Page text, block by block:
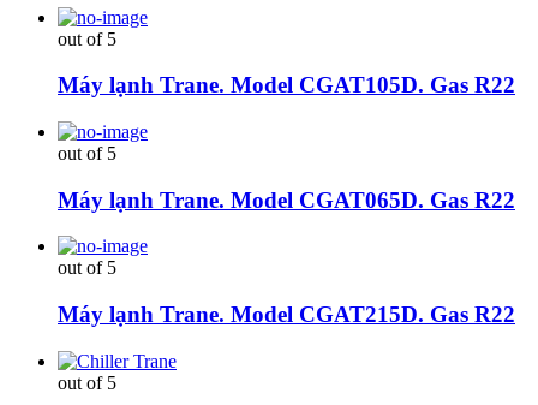
out of 5
Máy lạnh Trane. Model CGAT105D. Gas R22
out of 5
Máy lạnh Trane. Model CGAT065D. Gas R22
out of 5
Máy lạnh Trane. Model CGAT215D. Gas R22
out of 5